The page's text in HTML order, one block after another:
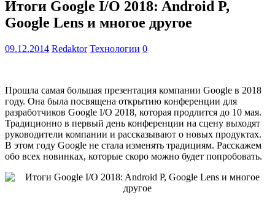
Итоги Google I/O 2018: Android P,
Google Lens и многое другое
09.12.2014 Redaktor Технологии 0
Прошла самая большая презентация компании Google в 2018
году. Она была посвящена открытию конференции для
разработчиков Google I/O 2018, которая продлится до 10 мая.
Традиционно в первый день конференции на сцену выходят
руководители компании и рассказывают о новых продуктах.
В этом году Google не стала изменять традициям. Расскажем
обо всех новинках, которые скоро можно будет попробовать.